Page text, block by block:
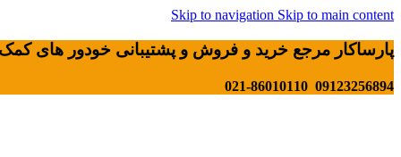
Skip to navigation Skip to main content
پارساکار مرجع خرید و فروش و پشتیبانی خودور های کمک
09123256894 021-86010110